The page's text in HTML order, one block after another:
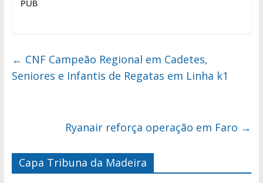
PUB
← CNF Campeão Regional em Cadetes,
Seniores e Infantis de Regatas em Linha k1
Ryanair reforça operação em Faro →
Capa Tribuna da Madeira